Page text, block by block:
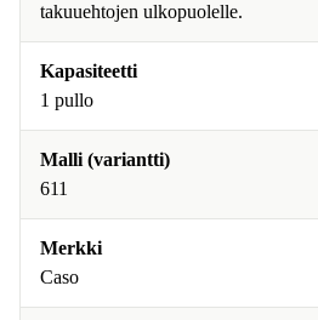
takuuehtojen ulkopuolelle.
Kapasiteetti
1 pullo
Malli (variantti)
611
Merkki
Caso